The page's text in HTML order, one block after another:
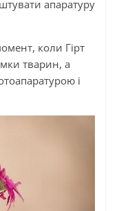
апаратуру
коли Гірт
тварин, а
і